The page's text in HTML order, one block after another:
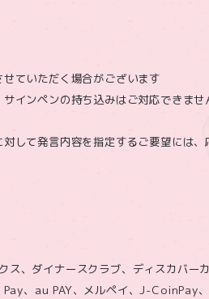
ていただく場合がございます
インペンの持ち込みはご対応できま
して発言内容を指定するご要望には
ス、ダイナースクラブ、ディスカバー
、au PAY、メルペイ、J-CoinPay